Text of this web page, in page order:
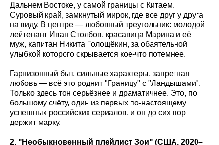
Дальнем Востоке, у самой границы с Китаем.
Суровый край, замкнутый мирок, где все друг у друга
на виду. В центре — любовный треугольник: молодой
лейтенант Иван Столбов, красавица Марина и её
муж, капитан Никита Голощёкин, за обаятельной
улыбкой которого скрывается кое-что потемнее.
Гарнизонный быт, сильные характеры, запретная
любовь — всё это роднит "Границу" с "Ландышами".
Только здесь тон серьёзнее и драматичнее. Это, по
большому счёту, один из первых по-настоящему
успешных российских сериалов, и он до сих пор
держит марку.
2. "Необыкновенный плейлист Зои" (США, 2020–